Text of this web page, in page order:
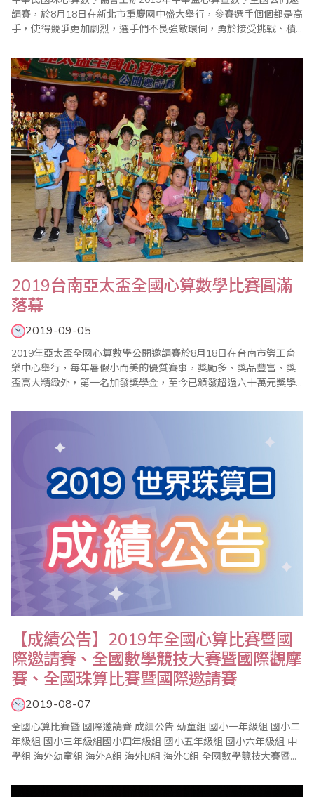
請賽，於8月18日在新北市重慶國中盛大舉行，參賽選手個個都是高
手，使得競爭更加劇烈，選手們不畏強敵環伺，勇於接受挑戰、積
心規劃以及家長配合下圓滿落幕。(文 / 中華民國珠心算數學協會)
2019台南亞太盃全國心算數學比賽圓滿
落幕
2019-09-05
2019年亞太盃全國心算數學公開邀請賽於8月18日在台南市勞工育
樂中心舉行，每年暑假小而美的優質賽事，獎勵多、獎品豐富、獎
盃高大精緻外，第一名加發獎學金，至今已頒發超過六十萬元獎學
且各組名列前矛的選手特別頒發台南市政府教育局長獎狀，亞太盃
【成績公告】2019年全國心算比賽暨國
際邀請賽、全國數學競技大賽暨國際觀摩
賽、全國珠算比賽暨國際邀請賽
2019-08-07
全國心算比賽暨 國際邀請賽 成績公告 幼童組 國小一年級組 國小二
年級組 國小三年級組國小四年級組 國小五年級組 國小六年級組 中
學組 海外幼童組 海外A組 海外B組 海外C組 全國數學競技大賽暨國